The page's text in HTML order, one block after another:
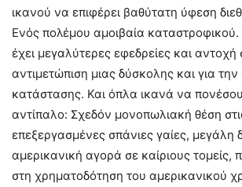
ικανού να επιφέρει βαθύτατη ύφεση
Ενός πολέμου αμοιβαία καταστροφικού.
έχει μεγαλύτερες εφεδρείες και αντοχή
αντιμετώπιση μιας δύσκολης και για την
κατάστασης. Και όπλα ικανά να
αντίπαλο: Σχεδόν μονοπωλιακή θέση
επεξεργασμένες σπάνιες γαίες, μεγάλη
αμερικανική αγορά σε καίριους
στη χρηματοδότηση του αμερικανικού